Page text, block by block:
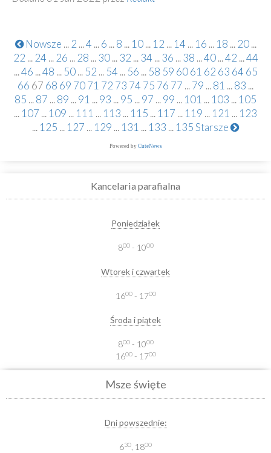
Nowsze ... 2 ...4 ... 6 ... 8 ... 10 ... 12 ... 14 ... 16 ... 18 ... 20 ...
22 ... 24 ... 26 ... 28 ... 30 ... 32 ... 34 ... 36 ... 38 ...40 ...42 ...44
...46 ...48 ... 50 ... 52 ... 54 ... 56 ... 58 59 60 61 62 63 64 65
66 67 68 69 7071 72 73 74 75 76 77 ...79 ...81 ...83 ...
85 ...87 ...89 ...91 ...93 ...95 ...97 ...99 ... 101 ... 103 ... 105
... 107 ... 109 ... 111 ... 113 ... 115 ... 117 ... 119 ... 121 ... 123
... 125 ... 127 ... 129 ... 131 ... 133 ... 135Starsze
Powered by CuteNews
Kancelaria parafialna
Poniedziałek
800- 1000
Wtorek i czwartek
1600- 1700
Środa i piątek
800- 1000
1600- 1700
Msze święte
Dni powszednie:
630 , 1800